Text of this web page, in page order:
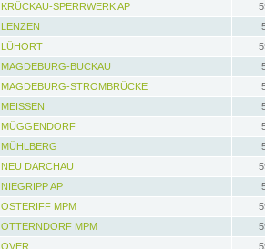
KRÜCKAU-SPERRWERK AP
LENZEN
LÜHORT
MAGDEBURG-BUCKAU
MAGDEBURG-STROMBRÜCKE
MEISSEN
MÜGGENDORF
MÜHLBERG
NEU DARCHAU
NIEGRIPP AP
OSTERIFF MPM
OTTERNDORF MPM
OVER